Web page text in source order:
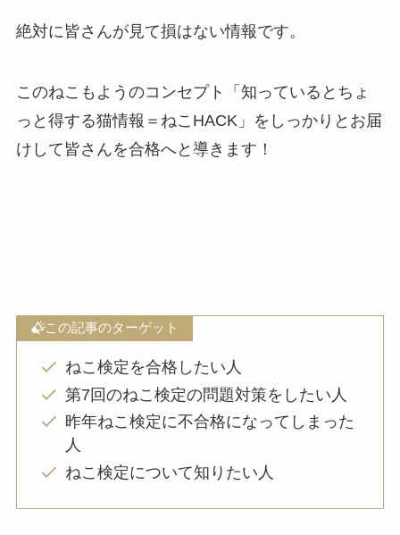
絶対に皆さんが見て損はない情報です。
このねこもようのコンセプト「知っているとちょ
っと得する猫情報＝ねこHACK」をしっかりとお届
けして皆さんを合格へと導きます！
この記事のターゲット
ねこ検定を合格したい人
第7回のねこ検定の問題対策をしたい人
昨年ねこ検定に不合格になってしまった
人
ねこ検定について知りたい人